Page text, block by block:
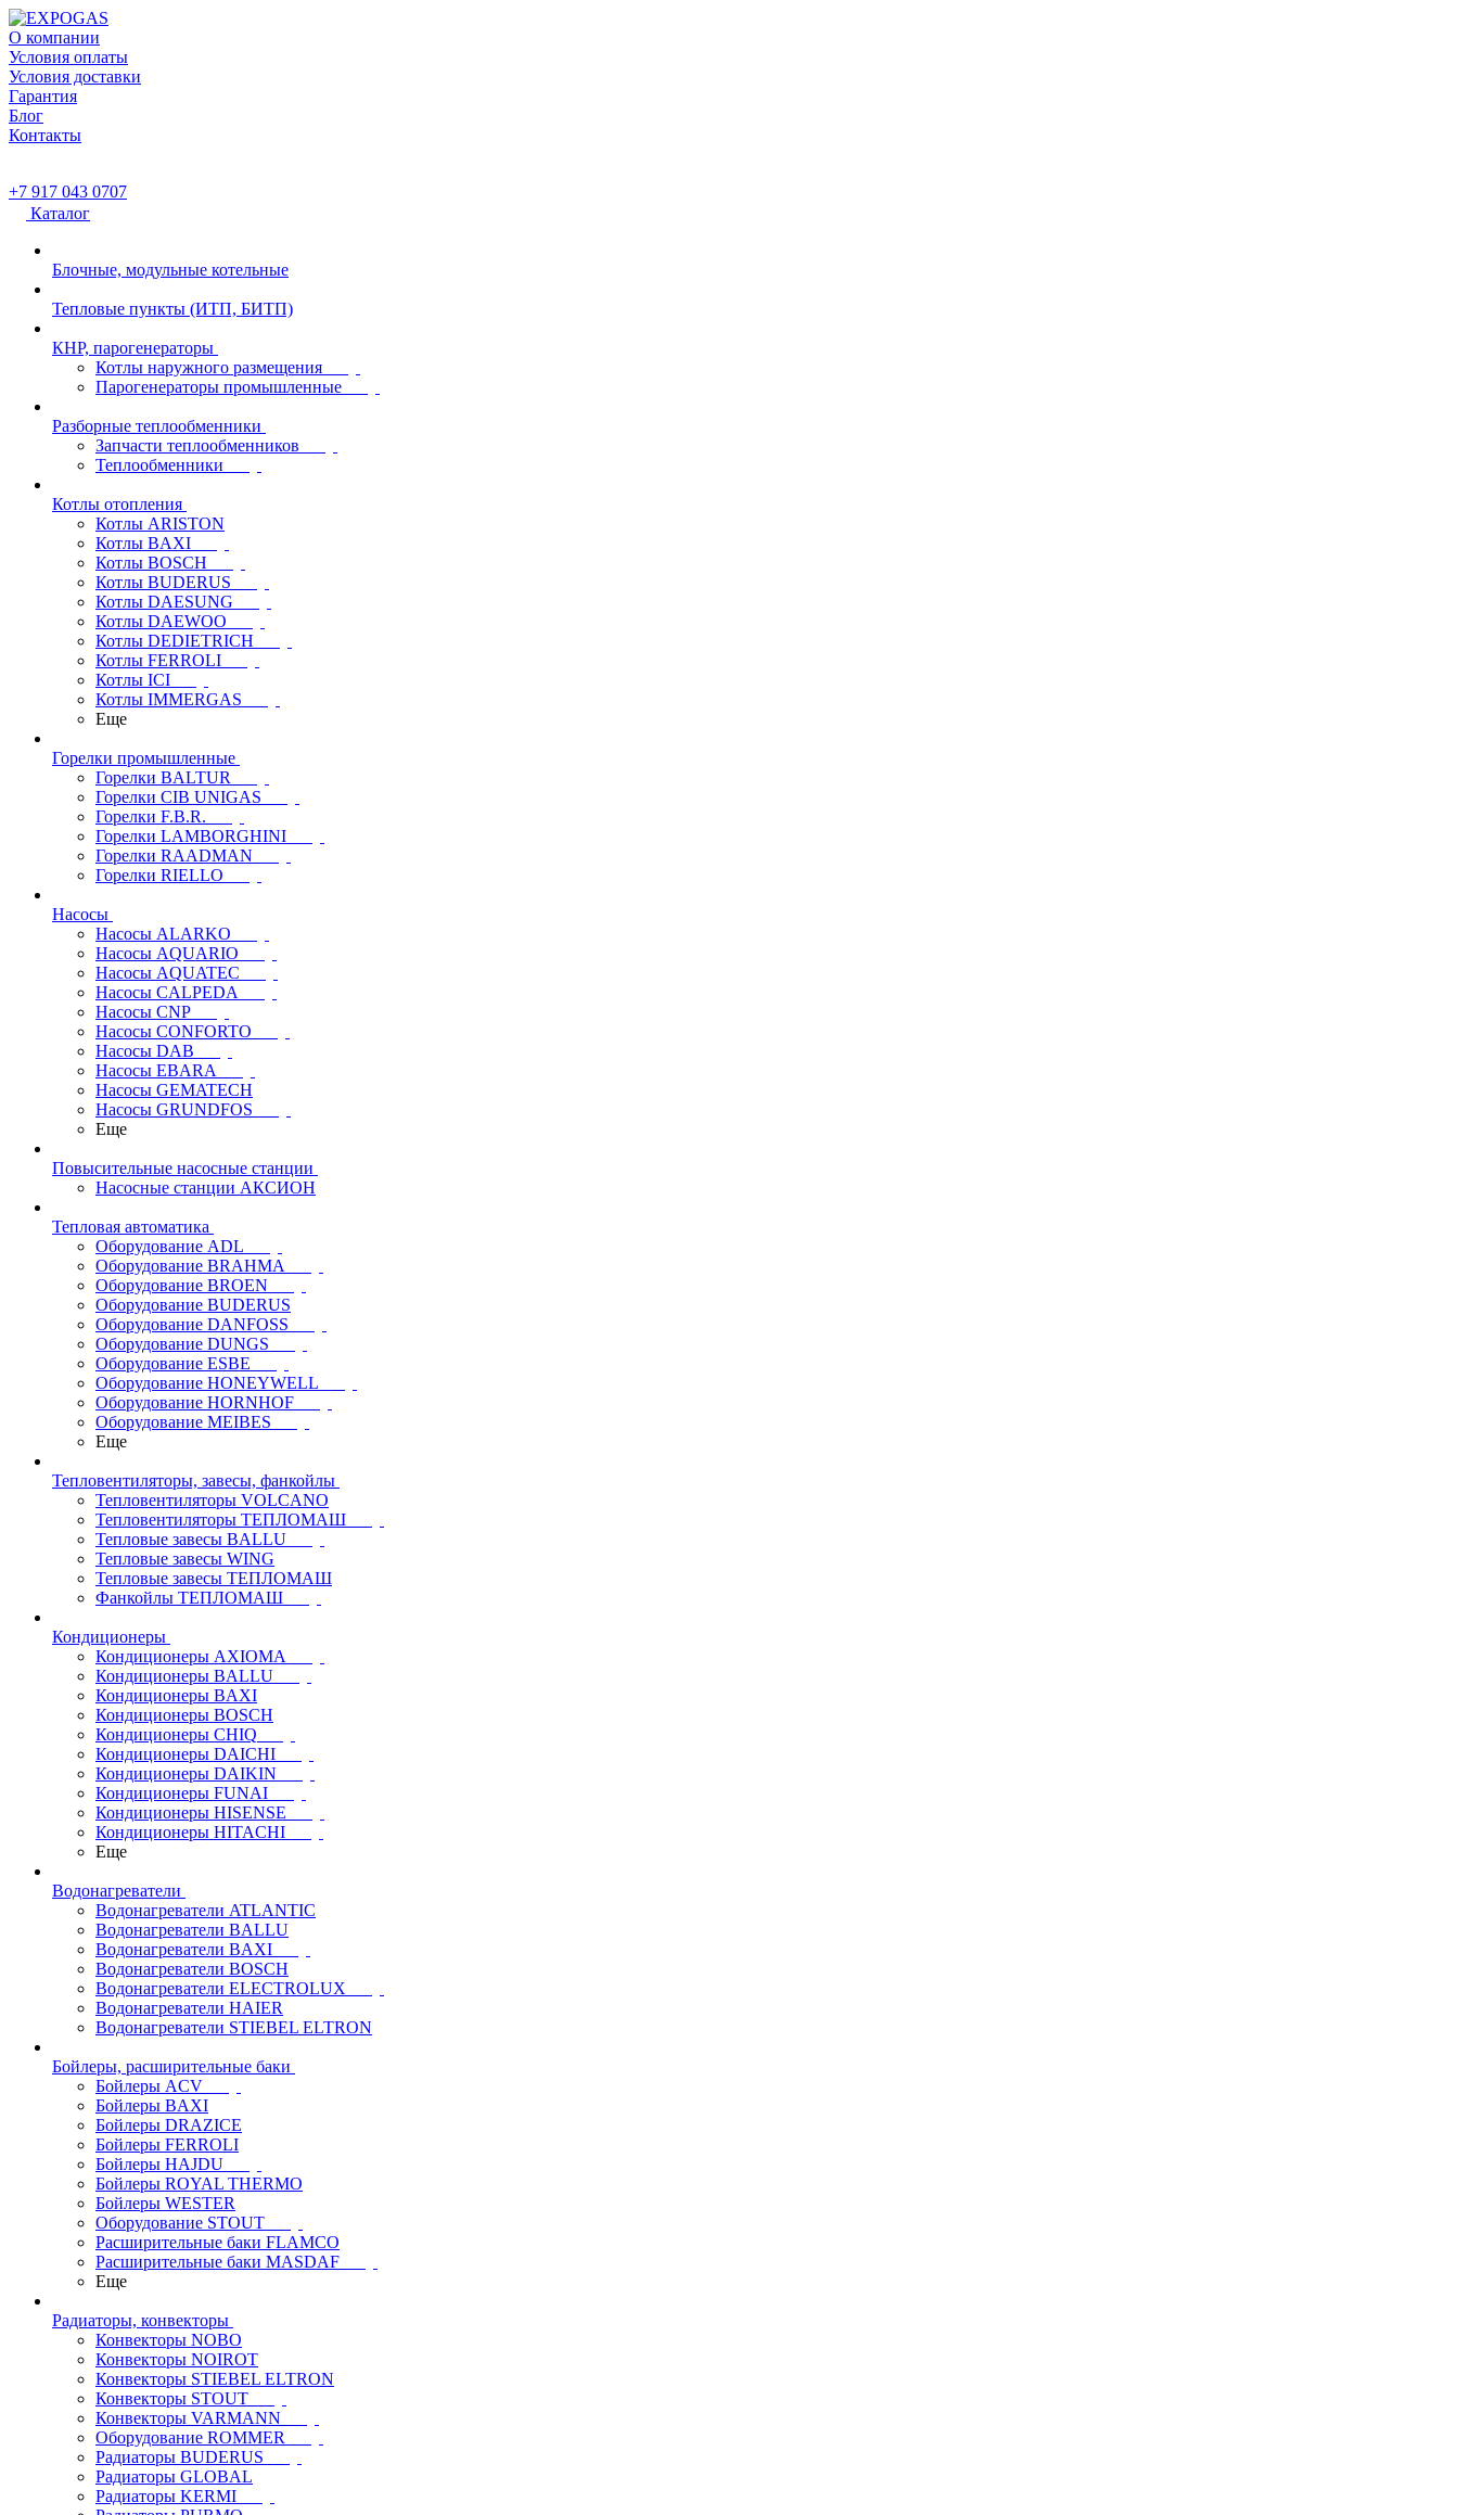
О компании
Условия оплаты
Условия доставки
Гарантия
Блог
Контакты
+7 917 043 0707
Каталог
Блочные, модульные котельные
Тепловые пункты (ИТП, БИТП)
КНР, парогенераторы
Котлы наружного размещения
Парогенераторы промышленные
Разборные теплообменники
Запчасти теплообменников
Теплообменники
Котлы отопления
Котлы ARISTON
Котлы BAXI
Котлы BOSCH
Котлы BUDERUS
Котлы DAESUNG
Котлы DAEWOO
Котлы DEDIETRICH
Котлы FERROLI
Котлы ICI
Котлы IMMERGAS
Еще
Горелки промышленные
Горелки BALTUR
Горелки CIB UNIGAS
Горелки F.B.R.
Горелки LAMBORGHINI
Горелки RAADMAN
Горелки RIELLO
Насосы
Насосы ALARKO
Насосы AQUARIO
Насосы AQUATEC
Насосы CALPEDA
Насосы CNP
Насосы CONFORTO
Насосы DAB
Насосы EBARA
Насосы GEMATECH
Насосы GRUNDFOS
Еще
Повысительные насосные станции
Насосные станции АКСИОН
Тепловая автоматика
Оборудование ADL
Оборудование BRAHMA
Оборудование BROEN
Оборудование BUDERUS
Оборудование DANFOSS
Оборудование DUNGS
Оборудование ESBE
Оборудование HONEYWELL
Оборудование HORNHOF
Оборудование MEIBES
Еще
Тепловентиляторы, завесы, фанкойлы
Тепловентиляторы VOLCANO
Тепловентиляторы ТЕПЛОМАШ
Тепловые завесы BALLU
Тепловые завесы WING
Тепловые завесы ТЕПЛОМАШ
Фанкойлы ТЕПЛОМАШ
Кондиционеры
Кондиционеры AXIOMA
Кондиционеры BALLU
Кондиционеры BAXI
Кондиционеры BOSCH
Кондиционеры CHIQ
Кондиционеры DAICHI
Кондиционеры DAIKIN
Кондиционеры FUNAI
Кондиционеры HISENSE
Кондиционеры HITACHI
Еще
Водонагреватели
Водонагреватели ATLANTIC
Водонагреватели BALLU
Водонагреватели BAXI
Водонагреватели BOSCH
Водонагреватели ELECTROLUX
Водонагреватели HAIER
Водонагреватели STIEBEL ELTRON
Бойлеры, расширительные баки
Бойлеры ACV
Бойлеры BAXI
Бойлеры DRAZICE
Бойлеры FERROLI
Бойлеры HAJDU
Бойлеры ROYAL THERMO
Бойлеры WESTER
Оборудование STOUT
Расширительные баки FLAMCO
Расширительные баки MASDAF
Еще
Радиаторы, конвекторы
Конвекторы NOBO
Конвекторы NOIROT
Конвекторы STIEBEL ELTRON
Конвекторы STOUT
Конвекторы VARMANN
Оборудование ROMMER
Радиаторы BUDERUS
Радиаторы GLOBAL
Радиаторы KERMI